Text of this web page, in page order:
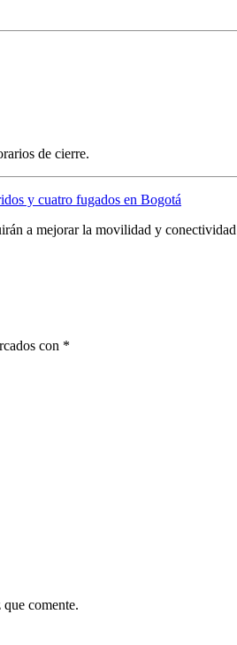
de cierre.
y cuatro fugados en Bogotá
a mejorar la movilidad y
con *
comente.